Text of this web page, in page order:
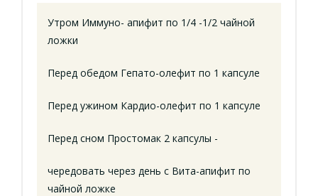
Утром Иммуно- апифит по 1/4 -1/2 чайной
ложки
Перед обедом Гепато-олефит по 1 капсуле
Перед ужином Кардио-олефит по 1 капсуле
Перед сном Простомак 2 капсулы -
чередовать через день с Вита-апифит по
чайной ложке